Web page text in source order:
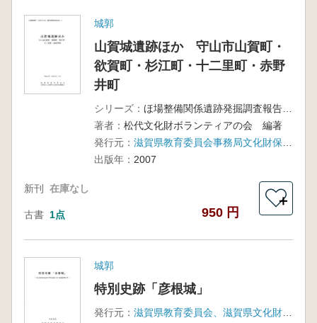
城郭
山賀城遺跡ほか 守山市山賀町・
欲賀町・杉江町・十二里町・赤野
井町
シリーズ：
ほ場整備関係遺跡発掘調査報告書34-5
著者： 松代文化財ボランティアの会 編著
発行元：
出版年： 2007
新刊 在庫なし
古書 1点 950 円
＋
城郭
特別史跡「彦根城」
発行元：
滋賀県教育委員会、滋賀県文化財保護協会